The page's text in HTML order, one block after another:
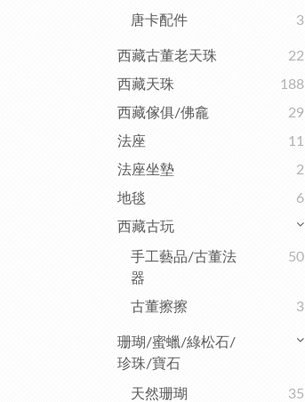
唐卡配件
3
西藏古董老天珠
22
西藏天珠
188
西藏傢俱/佛龕
29
法座
11
法座坐墊
2
地毯
6
西藏古玩
手工藝品/古董法
器
50
古董擦擦 3
珊瑚/蜜蠟/綠松石/
珍珠/寶石
天然珊瑚
35